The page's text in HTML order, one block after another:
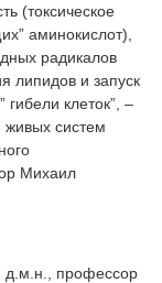
(токсическое
аминокислот),
радикалов
липидов и запуск
клеток”, –
живых систем
Михаил
д.м.н., профессор